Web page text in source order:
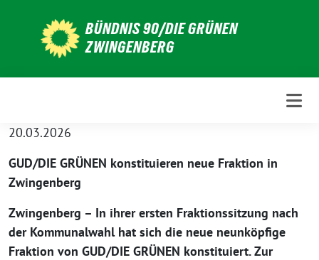
BÜNDNIS 90/DIE GRÜNEN
ZWINGENBERG
20.03.2026
GUD/DIE GRÜNEN konstituieren neue Fraktion in
Zwingenberg
Zwingenberg – In ihrer ersten Fraktionssitzung nach
der Kommunalwahl hat sich die neue neunköpfige
Fraktion von GUD/DIE GRÜNEN konstituiert. Zur